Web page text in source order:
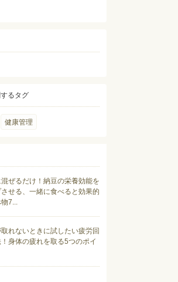
るタグ
健康管理
ぜるだけ！納豆の栄養効能を
せる、一緒に食べると効果的
7...
れないときに試したい疲労回
身体の疲れを取る5つのポイ